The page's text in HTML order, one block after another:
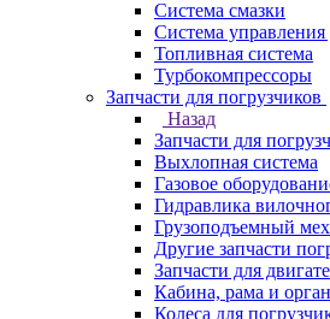
Система смазки
Система управления
Топливная система
Турбокомпрессоры
Запчасти для погрузчиков
Назад
Запчасти для
Выхлопная система
Газовое
Гидравлика
Грузоподъемный
Другие запчасти
Запчасти для
Кабина, рама и
Колеса для